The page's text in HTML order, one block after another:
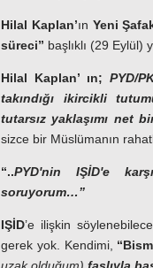
Hilal Kaplan’ın Yeni
süreci” başlıklı (29 Eylül)
Hilal Kaplan’ ın; PYD/
takındığı ikircikli
tutarsız yaklaşımı net
sizce bir Müslümanın
“..PYD'nin IŞİD'e
soruyorum…”
IŞİD’e ilişkin
gerek yok. Kendimi,